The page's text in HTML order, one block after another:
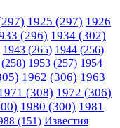
1925 (297) 1926
(296) 1934 (302)
1943 (265) 1944 (256)
(258) 1953 (257) 1954
1962 (306) 1963
(308) 1972 (306)
1980 (300) 1981
(151) Известия